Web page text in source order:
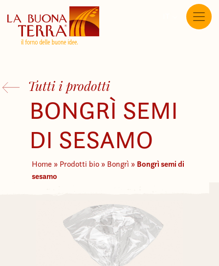
Tutti i prodotti
BONGRÌ SEMI
DI SESAMO
Home » Prodotti bio » Bongrì » Bongrì semi di
sesamo